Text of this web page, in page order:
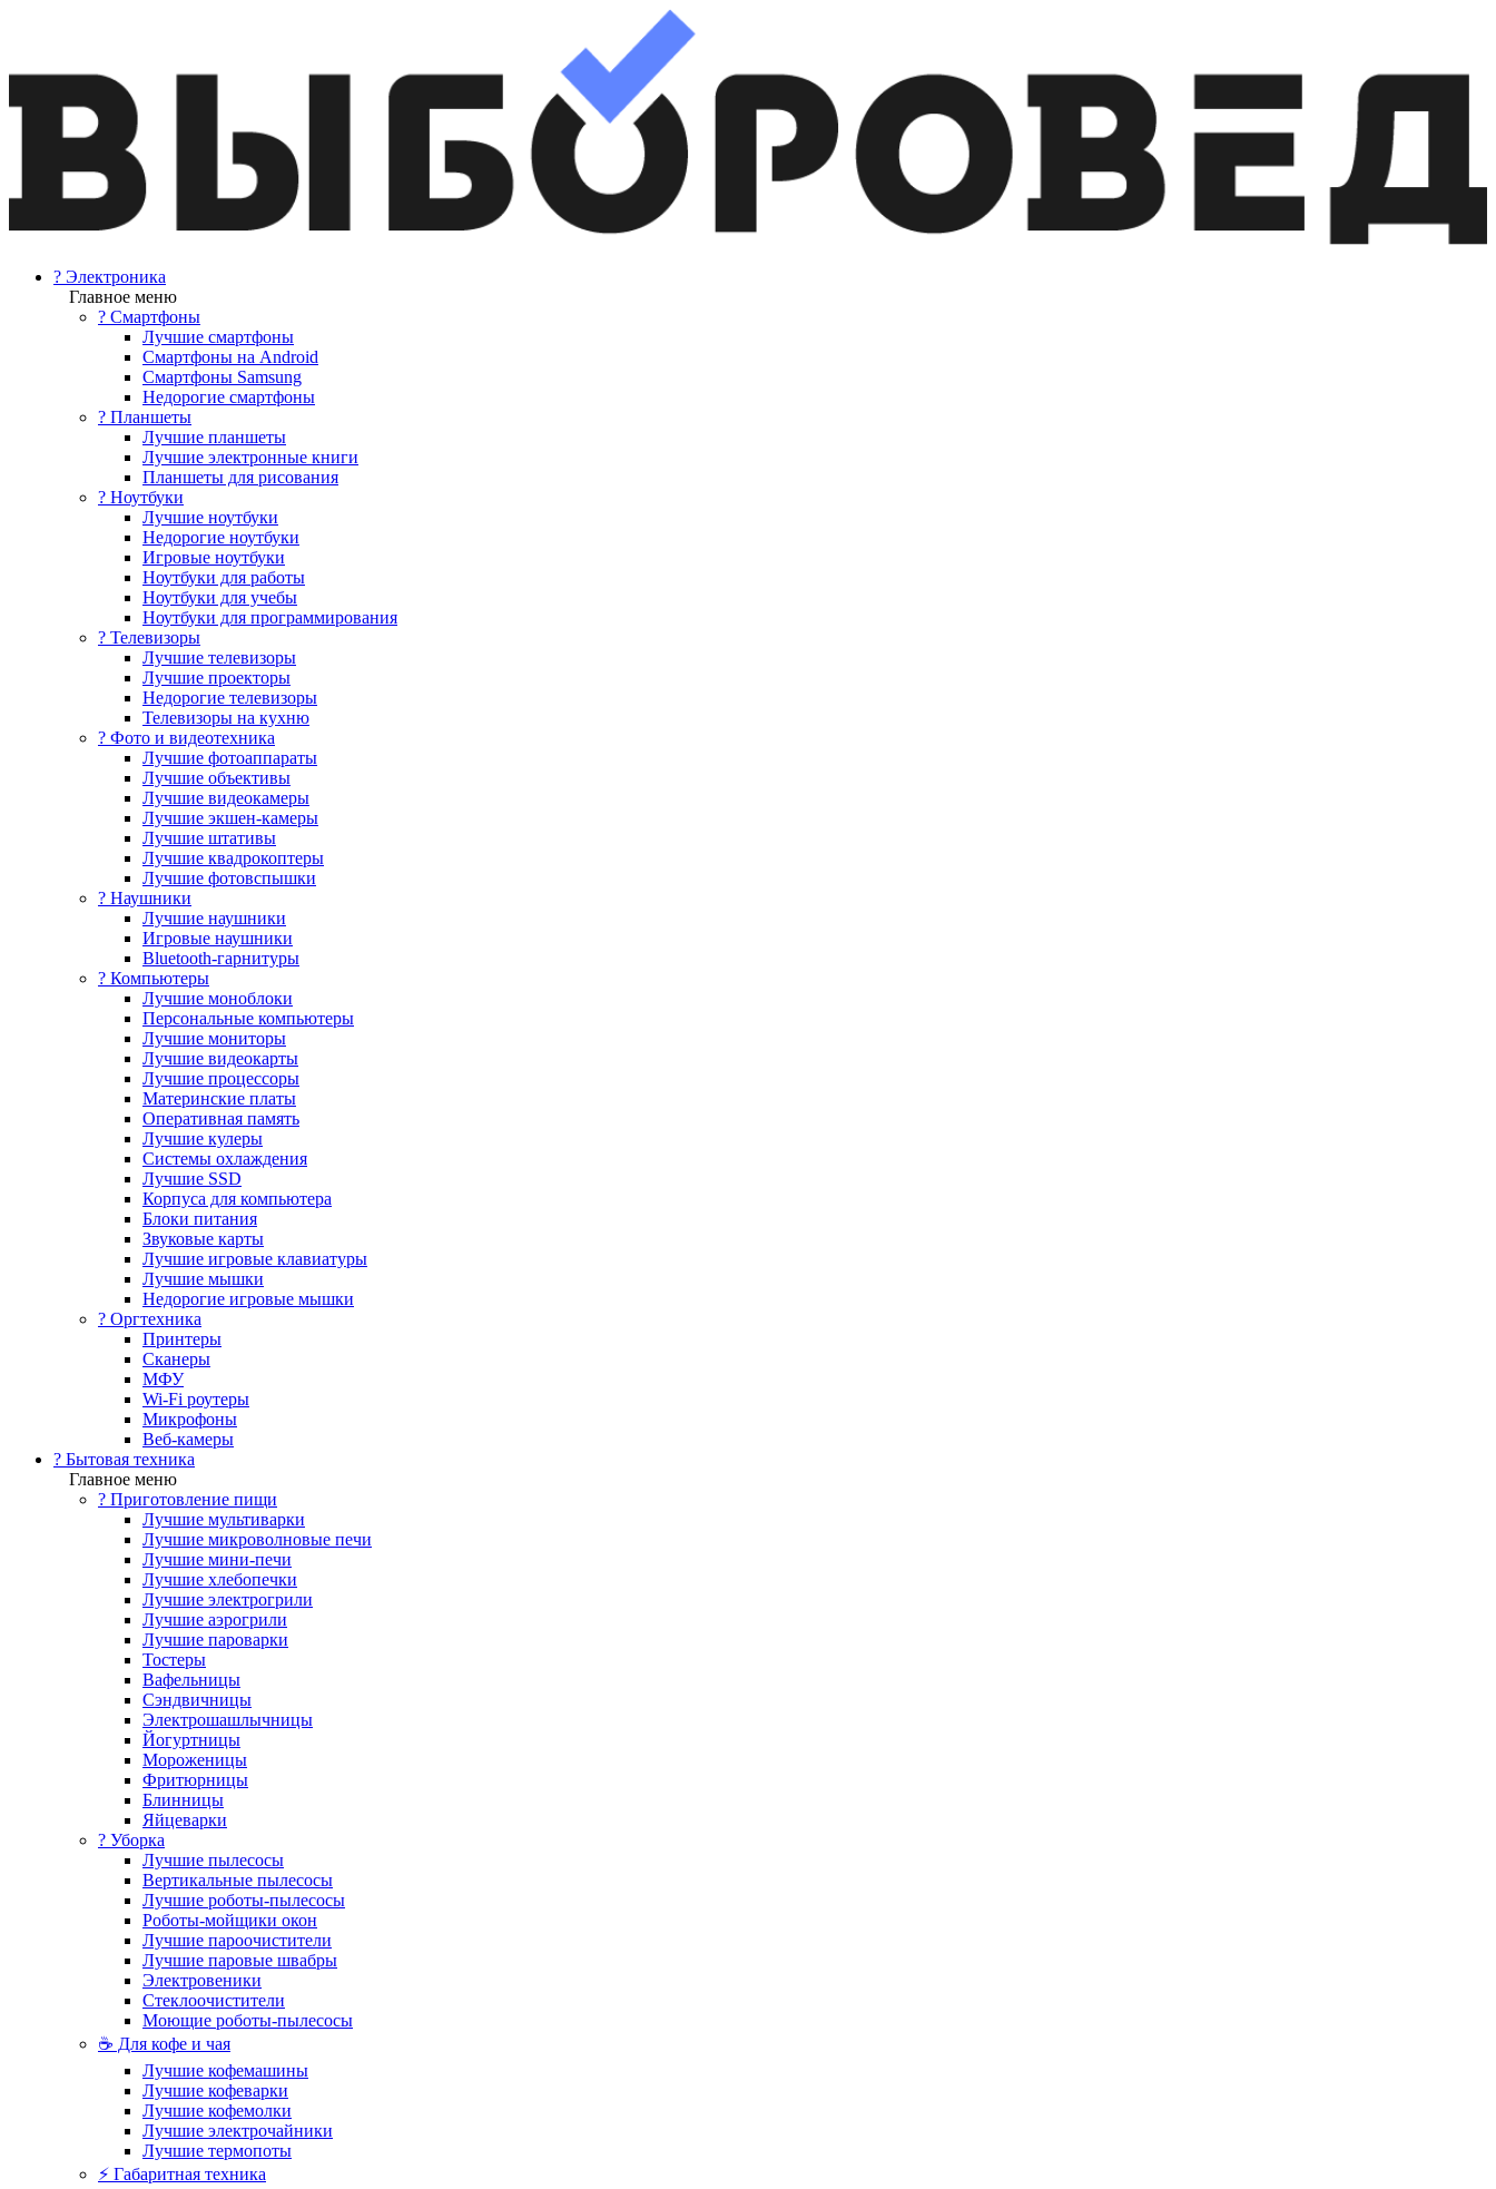
? Электроника
Главное меню
? Смартфоны
Лучшие смартфоны
Смартфоны на Android
Смартфоны Samsung
Недорогие смартфоны
? Планшеты
Лучшие планшеты
Лучшие электронные книги
Планшеты для рисования
? Ноутбуки
Лучшие ноутбуки
Недорогие ноутбуки
Игровые ноутбуки
Ноутбуки для работы
Ноутбуки для учебы
Ноутбуки для программирования
? Телевизоры
Лучшие телевизоры
Лучшие проекторы
Недорогие телевизоры
Телевизоры на кухню
? Фото и видеотехника
Лучшие фотоаппараты
Лучшие объективы
Лучшие видеокамеры
Лучшие экшен-камеры
Лучшие штативы
Лучшие квадрокоптеры
Лучшие фотовспышки
? Наушники
Лучшие наушники
Игровые наушники
Bluetooth-гарнитуры
?️ Компьютеры
Лучшие моноблоки
Персональные компьютеры
Лучшие мониторы
Лучшие видеокарты
Лучшие процессоры
Материнские платы
Оперативная память
Лучшие кулеры
Системы охлаждения
Лучшие SSD
Корпуса для компьютера
Блоки питания
Звуковые карты
Лучшие игровые клавиатуры
Лучшие мышки
Недорогие игровые мышки
?️ Оргтехника
Принтеры
Сканеры
МФУ
Wi-Fi роутеры
Микрофоны
Веб-камеры
? Бытовая техника
Главное меню
? Приготовление пищи
Лучшие мультиварки
Лучшие микроволновые печи
Лучшие мини-печи
Лучшие хлебопечки
Лучшие электрогрили
Лучшие аэрогрили
Лучшие пароварки
Тостеры
Вафельницы
Сэндвичницы
Электрошашлычницы
Йогуртницы
Мороженицы
Фритюрницы
Блинницы
Яйцеварки
? Уборка
Лучшие пылесосы
Вертикальные пылесосы
Лучшие роботы-пылесосы
Роботы-мойщики окон
Лучшие пароочистители
Лучшие паровые швабры
Электровеники
Стеклоочистители
Моющие роботы-пылесосы
☕ Для кофе и чая
Лучшие кофемашины
Лучшие кофеварки
Лучшие кофемолки
Лучшие электрочайники
Лучшие термопоты
⚡ Габаритная техника